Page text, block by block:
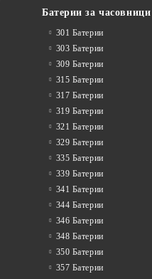
Батерии за часовници
301 Батерии
303 Батерии
309 Батерии
315 Батерии
317 Батерии
319 Батерии
321 Батерии
329 Батерии
335 Батерии
339 Батерии
341 Батерии
344 Батерии
346 Батерии
348 Батерии
350 Батерии
357 Батерии